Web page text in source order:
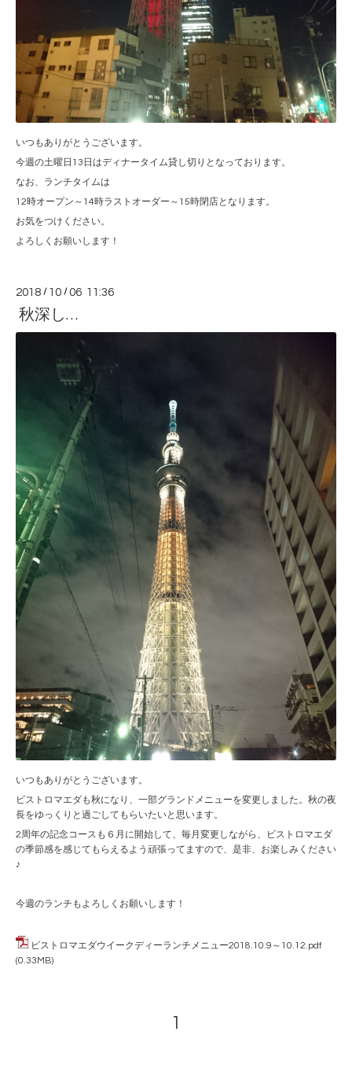
いつもありがとうございます。
今週の土曜日13日はディナータイム貸し切りとなっております。
なお、ランチタイムは
12時オープン～14時ラストオーダー～15時閉店となります。
お気をつけください。
よろしくお願いします！
2018 / 10 /06 11:36
秋深し…
いつもありがとうございます。
ビストロマエダも秋になり、一部グランドメニューを変更しました。秋の夜
長をゆっくりと過ごしてもらいたいと思います。
2周年の記念コースも６月に開始して、毎月変更しながら、ビストロマエダ
の季節感を感じてもらえるよう頑張ってますので、是非、お楽しみください
♪
今週のランチもよろしくお願いします！
ビストロマエダウイークディーランチメニュー2018.10.9～10.12.pdf
(0.33MB)
1